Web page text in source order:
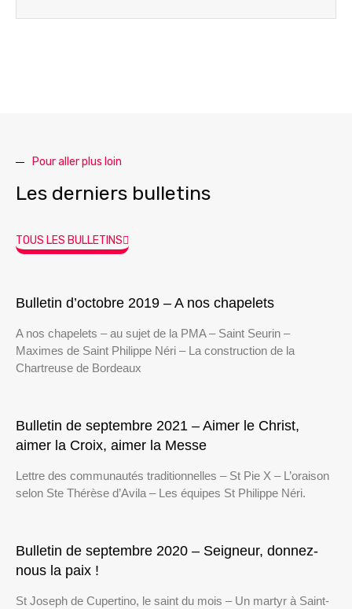
Pour aller plus loin
Les derniers bulletins
TOUS LES BULLETINS
Bulletin d’octobre 2019 – A nos chapelets
A nos chapelets – au sujet de la PMA – Saint Seurin –
Maximes de Saint Philippe Néri – La construction de la
Chartreuse de Bordeaux
Bulletin de septembre 2021 – Aimer le Christ,
aimer la Croix, aimer la Messe
Lettre des communautés traditionnelles – St Pie X – L’oraison
selon Ste Thérèse d’Avila – Les équipes St Philippe Néri.
Bulletin de septembre 2020 – Seigneur, donnez-
nous la paix !
St Joseph de Cupertino, le saint du mois – Un martyr à Saint-